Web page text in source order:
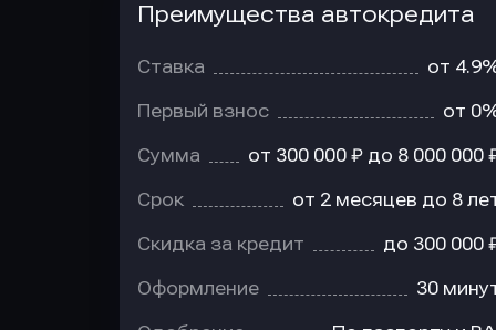
Преимущества автокредита
Ставка от
Первый взнос от
Сумма от 300 000 ₽ до 8 000 000
Срок от 2 месяцев до 8
Скидка за кредит до 300 000
Оформление 30